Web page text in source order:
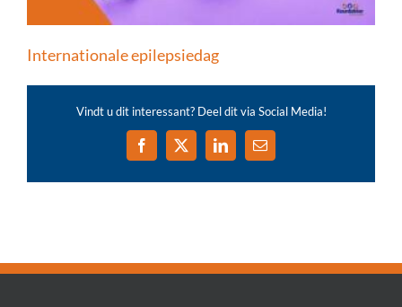
Internationale epilepsiedag
Vindt u dit interessant? Deel dit via Social Media!
Facebook
X LinkedIn
E-
mail